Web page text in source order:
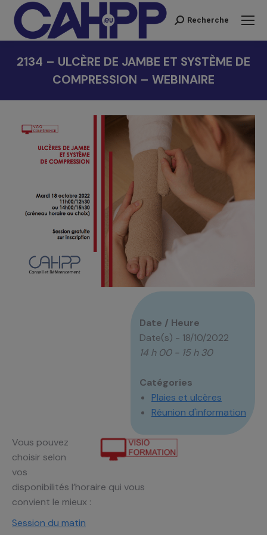
Recherche
Recherche
2134 – ULCÈRE DE JAMBE ET SYSTÈME DE
COMPRESSION – WEBINAIRE
Date / Heure
Date(s) - 18/10/2022
14 h 00 - 15 h 30
Catégories
Plaies et ulcères
Réunion d'information
Vous pouvez
choisir selon
vos
disponibilités l’horaire qui vous
convient le mieux :
Session du matin